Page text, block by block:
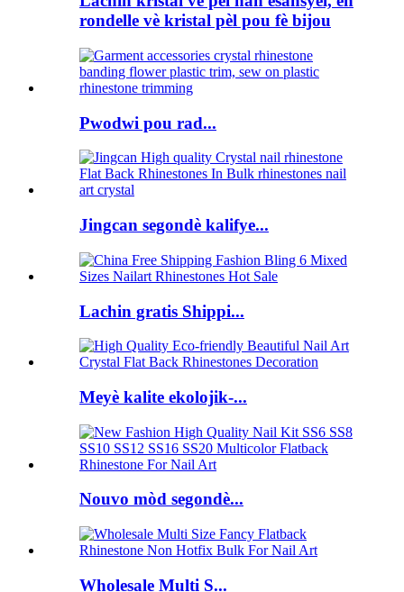
rondelle vè kristal pèl pou fè bijou
Pwodwi pou rad...
Jingcan segondè kalifye...
Lachin gratis Shippi...
Meyè kalite ekolojik-...
Nouvo mòd segondè...
Wholesale Multi S...